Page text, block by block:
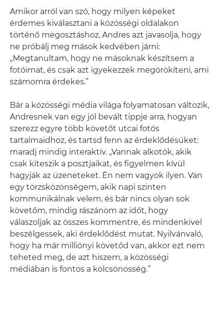
Amikor arról van szó, hogy milyen képeket
érdemes kiválasztani a közösségi oldalakon
történő megosztáshoz, Andres azt javasolja, hogy
ne próbálj meg mások kedvében járni:
„Megtanultam, hogy ne másoknak készítsem a
fotóimat, és csak azt igyekezzek megörökíteni, ami
számomra érdekes.”
Bár a közösségi média világa folyamatosan változik,
Andresnek van egy jól bevált tippje arra, hogyan
szerezz egyre több követőt utcai fotós
tartalmaidhoz, és tartsd fenn az érdeklődésüket:
maradj mindig interaktív. „Vannak alkotók, akik
csak kiteszik a posztjaikat, és figyelmen kívül
hagyják az üzeneteket. Én nem vagyok ilyen. Van
egy törzsközönségem, akik napi szinten
kommunikálnak velem, és bár nincs olyan sok
követőm, mindig rászánom az időt, hogy
válaszoljak az összes kommentre, és mindenkivel
beszélgessek, aki érdeklődést mutat. Nyilvánvaló,
hogy ha már milliónyi követőd van, akkor ezt nem
teheted meg, de azt hiszem, a közösségi
médiában is fontos a kölcsönösség.”